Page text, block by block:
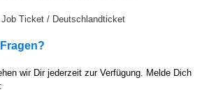
Ticket / Deutschlandticket
wir Dir jederzeit zur Verfügung. Melde Dich